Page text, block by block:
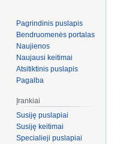
Pagrindinis puslapis
Bendruomenės portalas
Naujienos
Naujausi keitimai
Atsitiktinis puslapis
Pagalba
Įrankiai
Susiję puslapiai
Susiję keitimai
Specialieji puslapiai